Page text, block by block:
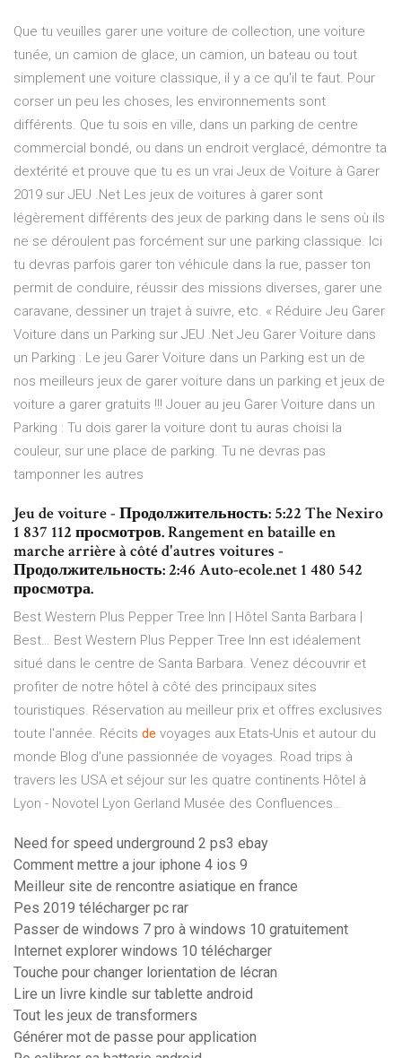
Que tu veuilles garer une voiture de collection, une voiture
tunée, un camion de glace, un camion, un bateau ou tout
simplement une voiture classique, il y a ce qu'il te faut. Pour
corser un peu les choses, les environnements sont
différents. Que tu sois en ville, dans un parking de centre
commercial bondé, ou dans un endroit verglacé, démontre ta
dextérité et prouve que tu es un vrai Jeux de Voiture à Garer
2019 sur JEU .Net Les jeux de voitures à garer sont
légèrement différents des jeux de parking dans le sens où ils
ne se déroulent pas forcément sur une parking classique. Ici
tu devras parfois garer ton véhicule dans la rue, passer ton
permit de conduire, réussir des missions diverses, garer une
caravane, dessiner un trajet à suivre, etc. « Réduire Jeu Garer
Voiture dans un Parking sur JEU .Net Jeu Garer Voiture dans
un Parking : Le jeu Garer Voiture dans un Parking est un de
nos meilleurs jeux de garer voiture dans un parking et jeux de
voiture a garer gratuits !!! Jouer au jeu Garer Voiture dans un
Parking : Tu dois garer la voiture dont tu auras choisi la
couleur, sur une place de parking. Tu ne devras pas
tamponner les autres
Jeu de voiture - Продолжительность: 5:22 The Nexiro
1 837 112 просмотров. Rangement en bataille en
marche arrière à côté d'autres voitures -
Продолжительность: 2:46 Auto-ecole.net 1 480 542
просмотра.
Best Western Plus Pepper Tree Inn | Hôtel Santa Barbara |
Best… Best Western Plus Pepper Tree Inn est idéalement
situé dans le centre de Santa Barbara. Venez découvrir et
profiter de notre hôtel à côté des principaux sites
touristiques. Réservation au meilleur prix et offres exclusives
toute l'année. Récits de voyages aux Etats-Unis et autour du
monde Blog d'une passionnée de voyages. Road trips à
travers les USA et séjour sur les quatre continents Hôtel à
Lyon - Novotel Lyon Gerland Musée des Confluences…
Need for speed underground 2 ps3 ebay
Comment mettre a jour iphone 4 ios 9
Meilleur site de rencontre asiatique en france
Pes 2019 télécharger pc rar
Passer de windows 7 pro à windows 10 gratuitement
Internet explorer windows 10 télécharger
Touche pour changer lorientation de lécran
Lire un livre kindle sur tablette android
Tout les jeux de transformers
Générer mot de passe pour application